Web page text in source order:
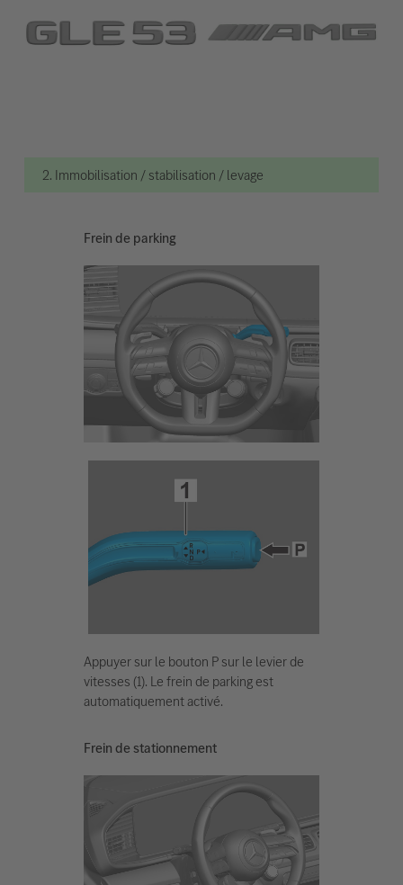
2. Immobilisation / stabilisation / levage
Frein de parking
Appuyer sur le bouton P sur le levier de
vitesses (1). Le frein de parking est
automatiquement activé.
Frein de stationnement